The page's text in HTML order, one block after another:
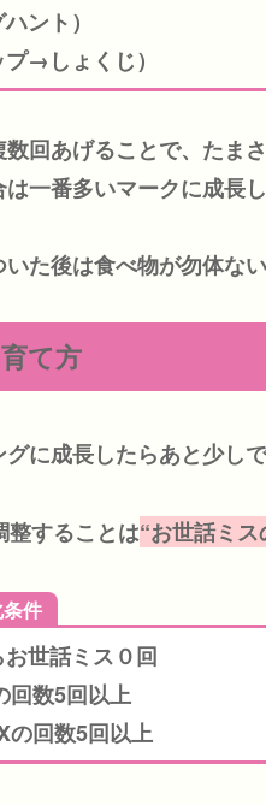
ント）
→しょくじ）
回あげることで、たま
一番多いマークに成長
た後は食べ物が勿体な
て方
に成長したらあと少しで
整することは“お世話ミス
件
お世話ミス０回
回数5回以上
の回数5回以上